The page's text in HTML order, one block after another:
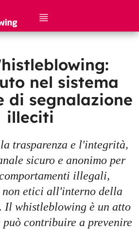
nel sistema
di segnalazione
illeciti
trasparenza e l'integrità,
sicuro e anonimo per
illegali,
etici all'interno della
Il whistleblowing è un atto
può contribuire a prevenire